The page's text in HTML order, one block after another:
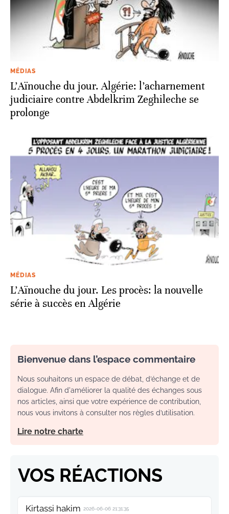
MÉDIAS
L’Aïnouche du jour. Algérie: l’acharnement
judiciaire contre Abdelkrim Zeghileche se
prolonge
MÉDIAS
L’Aïnouche du jour. Les procès: la nouvelle
série à succès en Algérie
Bienvenue dans l’espace commentaire
Nous souhaitons un espace de débat, d’échange et de
dialogue. Afin d'améliorer la qualité des échanges sous
nos articles, ainsi que votre expérience de contribution,
nous vous invitons à consulter nos règles d’utilisation.
Lire notre charte
VOS RÉACTIONS
Kirtassi hakim 2026-06-06 21:31:35